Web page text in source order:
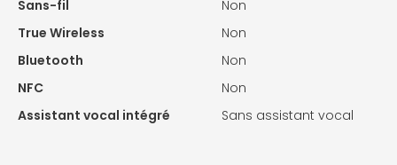
Sans-fil
Non
True Wireless
Non
Bluetooth
Non
NFC
Non
Assistant vocal intégré
Sans assistant vocal